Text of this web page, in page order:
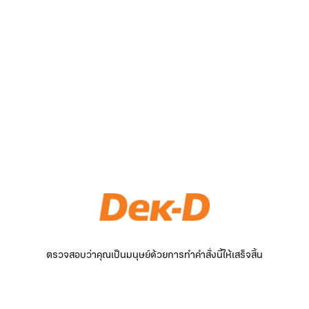
ตรวจสอบว่าคุณเป็นมนุษย์ด้วยการทำคำสั่งนี้ให้เสร็จสิ้น